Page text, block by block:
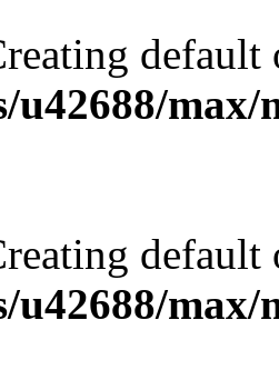
u42688/
u42688/